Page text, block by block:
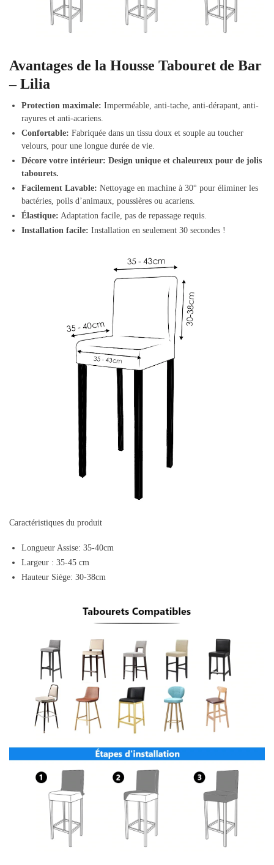
Avantages de la Housse Tabouret de Bar
– Lilia
Protection maximale: Imperméable, anti-tache, anti-dérapant, anti-
rayures et anti-acariens.
Confortable: Fabriquée dans un tissu doux et souple au toucher
velours, pour une longue durée de vie.
Décore votre intérieur: Design unique et chaleureux pour de jolis
tabourets.
Facilement Lavable: Nettoyage en machine à 30° pour éliminer les
bactéries, poils d’animaux, poussières ou acariens.
Élastique: Adaptation facile, pas de repassage requis.
Installation facile: Installation en seulement 30 secondes !
Caractéristiques du produit
Longueur Assise: 35-40cm
Largeur : 35-45 cm
Hauteur Siège: 30-38cm